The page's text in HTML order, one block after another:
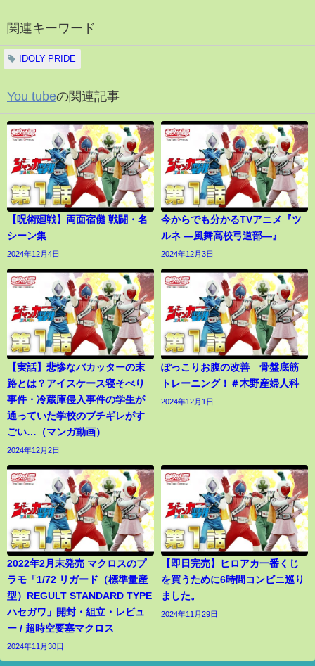
関連キーワード
IDOLY PRIDE
You tubeの関連記事
【呪術廻戦】両面宿儺 戦闘・名
シーン集
2024年12月4日
今からでも分かるTVアニメ『ツ
ルネ ―風舞高校弓道部―』
2024年12月3日
【実話】悲惨なバカッターの末
路とは？アイスケース寝そべり
事件・冷蔵庫侵入事件の学生が
通っていた学校のブチギレがす
ごい…（マンガ動画）
2024年12月2日
ぽっこりお腹の改善 骨盤底筋
トレーニング！＃木野産婦人科
2024年12月1日
2022年2月末発売 マクロスのプ
ラモ「1/72 リガード（標準量産
型）REGULT STANDARD TYPE
ハセガワ」開封・組立・レビュ
ー / 超時空要塞マクロス
2024年11月30日
【即日完売】ヒロアカ一番くじ
を買うために6時間コンビニ巡り
ました。
2024年11月29日